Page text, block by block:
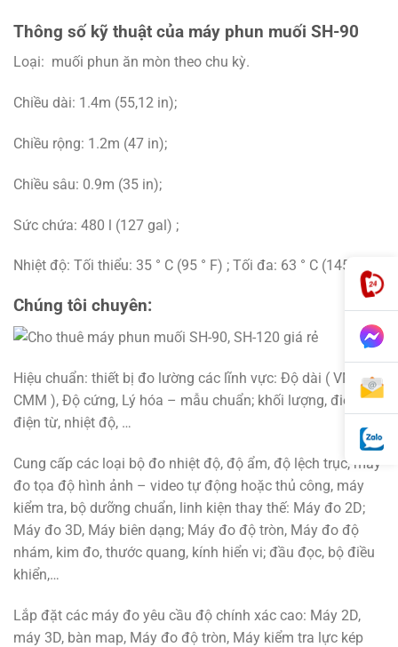
Thông số kỹ thuật của máy phun muối SH-90
Loại: muối phun ăn mòn theo chu kỳ.
Chiều dài: 1.4m (55,12 in);
Chiều rộng: 1.2m (47 in);
Chiều sâu: 0.9m (35 in);
Sức chứa: 480 l (127 gal) ;
Nhiệt độ: Tối thiểu: 35 ° C (95 ° F) ; Tối đa: 63 ° C (145 ° F).
Chúng tôi chuyên:
Hiệu chuẩn: thiết bị đo lường các lĩnh vực: Độ dài ( VMS ,
CMM ), Độ cứng, Lý hóa – mẫu chuẩn; khối lượng, điện –
điện từ, nhiệt độ, …
Cung cấp các loại bộ đo nhiệt độ, độ ẩm, độ lệch trục, máy
đo tọa độ hình ảnh – video tự động hoặc thủ công, máy
kiểm tra, bộ dưỡng chuẩn, linh kiện thay thế: Máy đo 2D;
Máy đo 3D, Máy biên dạng; Máy đo độ tròn, Máy đo độ
nhám, kim đo, thước quang, kính hiển vi; đầu đọc, bộ điều
khiển,…
Lắp đặt các máy đo yêu cầu độ chính xác cao: Máy 2D,
máy 3D, bàn map, Máy đo độ tròn, Máy kiểm tra lực kép